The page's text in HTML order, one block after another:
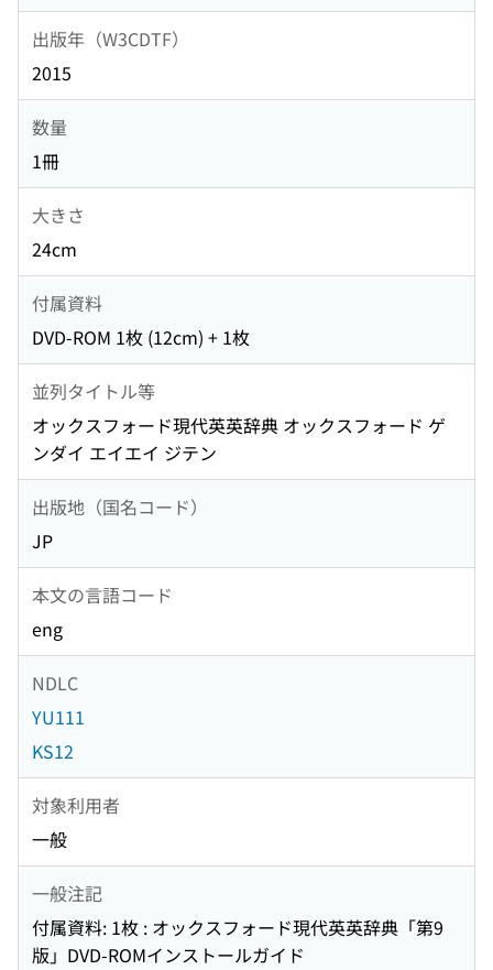
出版年（W3CDTF）
2015
数量
1冊
大きさ
24cm
付属資料
DVD-ROM 1枚 (12cm) + 1枚
並列タイトル等
オックスフォード現代英英辞典 オックスフォード ゲ
ンダイ エイエイ ジテン
出版地（国名コード）
JP
本文の言語コード
eng
NDLC
YU111
KS12
対象利用者
一般
一般注記
付属資料: 1枚 : オックスフォード現代英英辞典「第9
版」DVD-ROMインストールガイド